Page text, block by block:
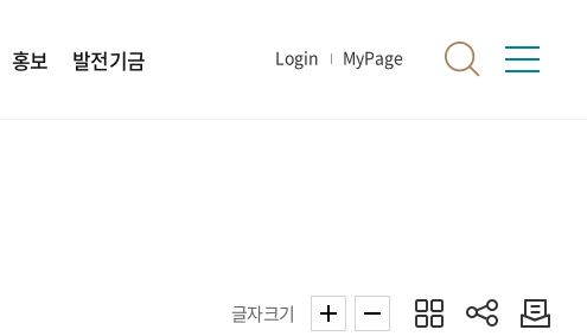
홍보 발전기금 Login MyPage
글자크기